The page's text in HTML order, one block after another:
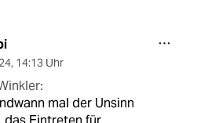
, 14:13 Uhr
mal der Unsinn